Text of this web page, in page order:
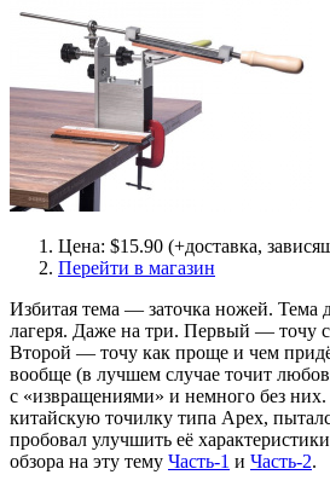
Цена: $15.90 (+доставка,
Перейти в магазин
Избитая тема — заточка ножей. Тема
лагеря. Даже на три. Первый — точу
Второй — точу как проще и чем
вообще (в лучшем случае точит
с «извращениями» и немного без
китайскую точилку типа Apex,
пробовал улучшить её
обзора на эту тему Часть-1 и Часть-2.